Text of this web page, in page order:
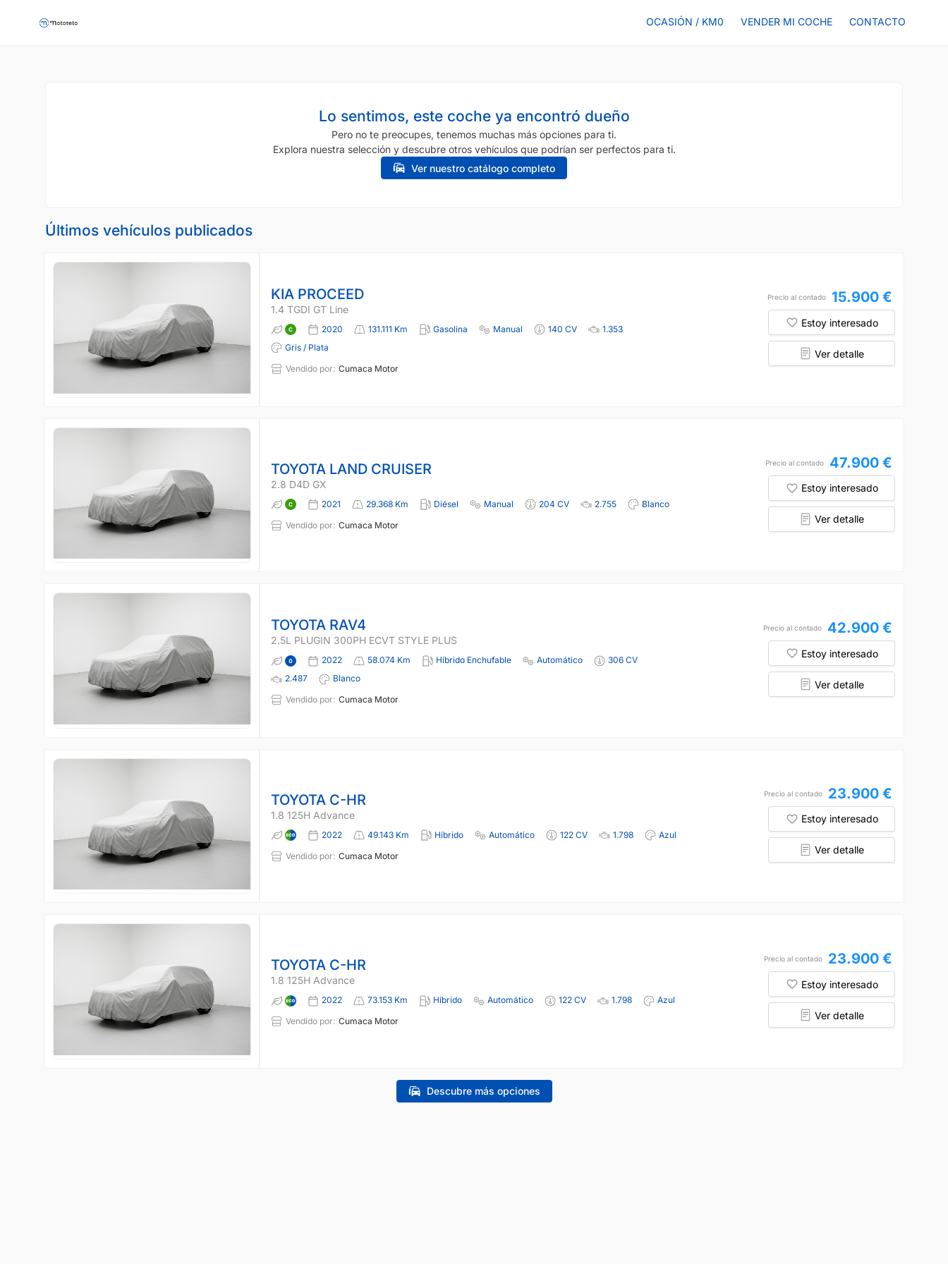
OCASIÓN / KM0 VENDER MI COCHE CONTACTO
Lo sentimos, este coche ya encontró dueño
Pero no te preocupes, tenemos muchas más opciones para ti.
Explora nuestra selección y descubre otros vehículos que podrían ser perfectos para ti.
Ver nuestro catálogo completo
Últimos vehículos publicados
KIA PROCEED
1.4 TGDI GT Line
2020 131.111 Km Gasolina Manual 140 CV
1.353
Gris / Plata
Vendido por: Cumaca Motor
Precio al contado 15.900 €
Estoy interesado
Ver detalle
TOYOTA LAND CRUISER
2.8 D4D GX
2021 29.368 Km Diésel Manual 204 CV 2.755
Blanco
Vendido por: Cumaca Motor
Precio al contado 47.900 €
Estoy interesado
Ver detalle
TOYOTA RAV4
2.5L PLUGIN 300PH ECVT STYLE PLUS
2022 58.074 Km Híbrido Enchufable Automático
306 CV
2.487
Blanco
Vendido por: Cumaca Motor
Precio al contado 42.900 €
Estoy interesado
Ver detalle
TOYOTA C-HR
1.8 125H Advance
2022 49.143 Km Híbrido Automático 122 CV 1.798
Azul
Vendido por: Cumaca Motor
Precio al contado 23.900 €
Estoy interesado
Ver detalle
TOYOTA C-HR
1.8 125H Advance
2022 73.153 Km Híbrido Automático 122 CV 1.798
Azul
Vendido por: Cumaca Motor
Precio al contado 23.900 €
Estoy interesado
Ver detalle
Descubre más opciones